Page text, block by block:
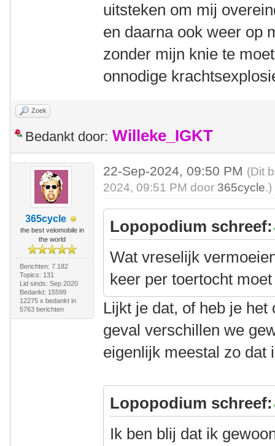
uitsteken om mij
en daarna ook weer op
zonder mijn knie te
onnodige
Zoek
Bedankt door: Willeke_IGKT
365cycle
the best velomobile in
the world
Berichten: 7.182
Topics: 131
Lid sinds: Sep 2020
Bedankt: 15599
12275 x bedankt in
5763 berichten
22-Sep-2024, 09:50 PM (Dit
2024, 09:51 PM door 365cycle.)
Lopopodium schreef:
Wat vreselijk
keer per toertocht
Lijkt je dat, of heb je
geval verschillen we
eigenlijk meestal zo dat
Lopopodium schreef:
Ik ben blij dat ik